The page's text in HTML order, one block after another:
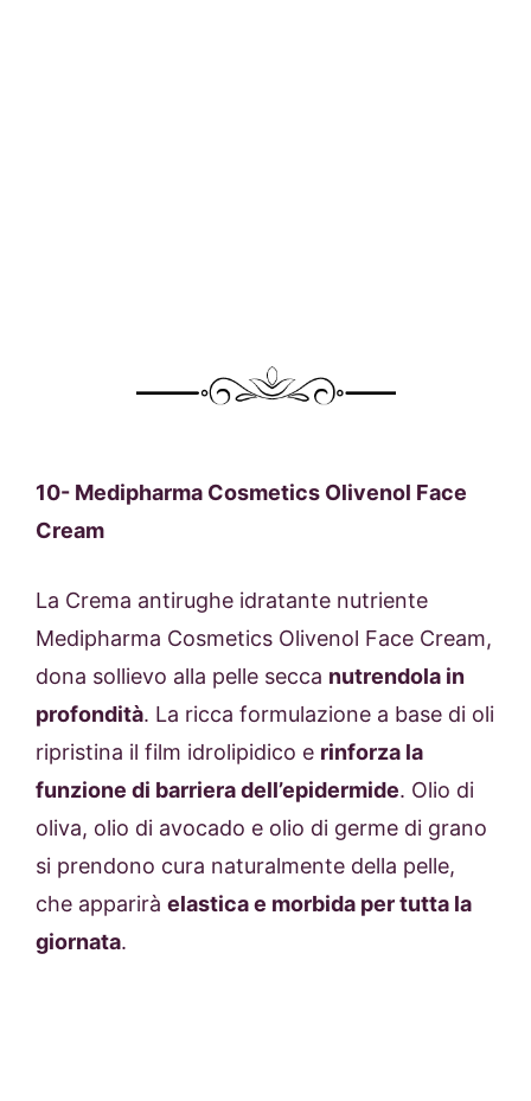
10- Medipharma Cosmetics Olivenol Face
Cream
La Crema antirughe idratante nutriente
Medipharma Cosmetics Olivenol Face Cream,
dona sollievo alla pelle secca nutrendola in
profondità. La ricca formulazione a base di oli
ripristina il film idrolipidico e rinforza la
funzione di barriera dell’epidermide. Olio di
oliva, olio di avocado e olio di germe di grano
si prendono cura naturalmente della pelle,
che apparirà elastica e morbida per tutta la
giornata.